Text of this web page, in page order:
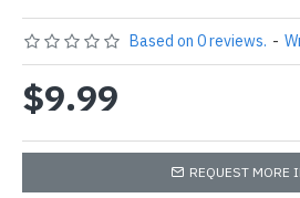
Based on 0 reviews. -
$9.99
REQUEST MORE